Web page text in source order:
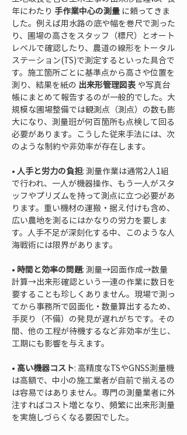
年にわたり 手作業中心の測量 に頼ってきま
した。例えば用水路の底や幅を巻尺で測った
り、圃場の高さをスタッフ（標尺）とオート
レベルで確認したり、農道の線形をトータル
ステーション(TS)で測定するといった具合で
す。施工箇所ごとに基準点から高さや位置を
測り、結果を紙の 出来形管理図表 や写真台
帳にまとめて報告するのが一般的でした。大
規模な圃場整備では観測点（測点）の数も膨
大になり、測量班が何百箇所も点検して回る
必要があります。こうした従来手法には、次
のような制約や非効率が存在します。
• 人手と労力の負担: 測量作業は通常2人1組
で行われ、一人が機器操作、もう一人がスタ
ッフやプリズムを持って測点に立つ必要があ
ります。重い機材の運搬・据え付けも含め、
広い農地を測るにはかなりの労力を要しま
す。人手不足が深刻化する中、このような人
• 時間と効率の問題: 測量→図面作成→数量
計算→出来形確認という一連の作業に数日を
要することも珍しくありません。現場で測っ
てから事務所で図面化・数量算出するため、
手戻り（不備）の発見が遅れがちです。その
間、他の工程が待機するなど非効率が生じ、
• 高い機器コスト: 高精度なTSやGNSS測量機
は高額で、中小の施工業者が自前で揃えるの
は容易ではありません。専門の測量業者に外
注すればコスト増となり、頻繁に出来形測量